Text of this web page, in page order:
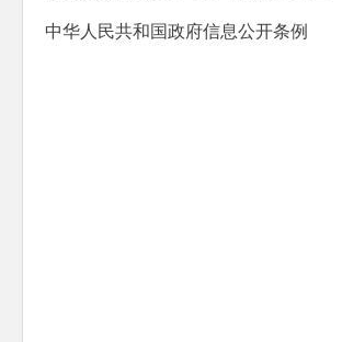
中华人民共和国政府信息公开条例